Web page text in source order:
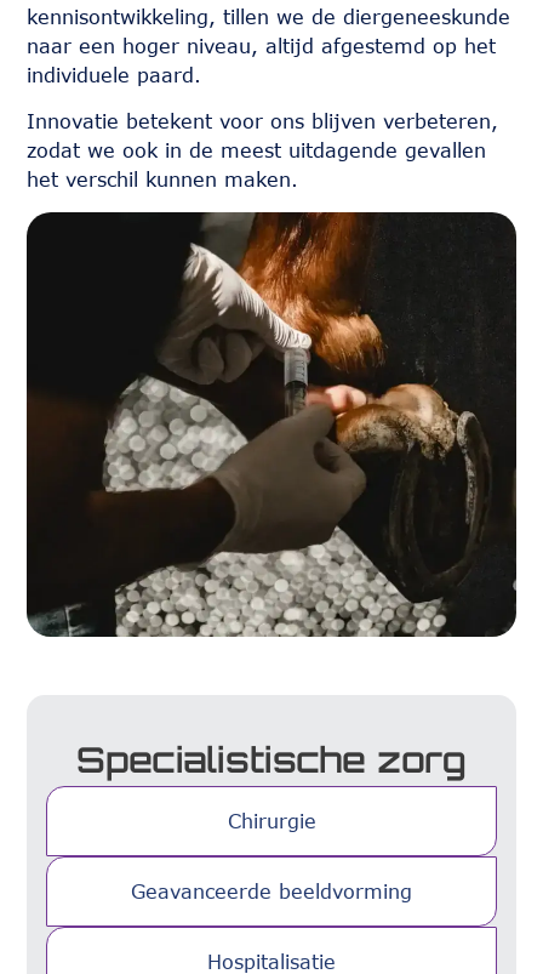
kennisontwikkeling, tillen we de diergeneeskunde
naar een hoger niveau, altijd afgestemd op het
individuele paard.
Innovatie betekent voor ons blijven verbeteren,
zodat we ook in de meest uitdagende gevallen
het verschil kunnen maken.
Specialistische zorg
Chirurgie
Geavanceerde beeldvorming
Hospitalisatie